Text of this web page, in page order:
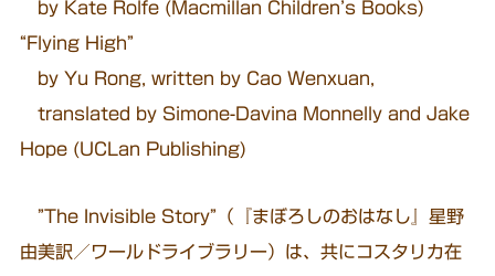
by Kate Rolfe (Macmillan Children’s Books)
“Flying High”
by Yu Rong, written by Cao Wenxuan,
translated by Simone-Davina Monnelly and Jake
Hope (UCLan Publishing)
”The Invisible Story”（『まぼろしのおはなし』星野
由美訳／ワールドライブラリー）は、共にコスタリカ在